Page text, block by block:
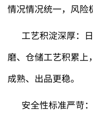
情况情况统一，风险
工艺积淀深厚：
磨、仓储工艺积累上
成熟、出品更稳。
安全性标准严苛